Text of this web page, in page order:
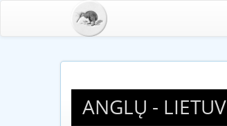
ANGLŲ -